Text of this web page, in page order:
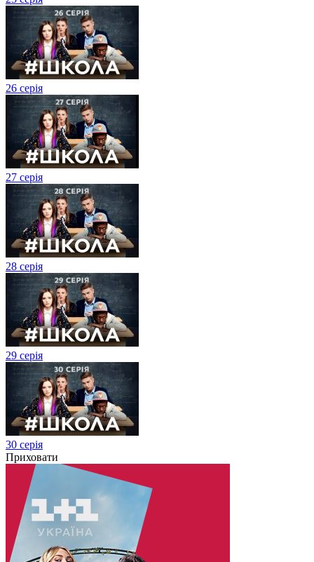
26 серія
27 cерія
28 серія
29 серія
30 серія
Приховати